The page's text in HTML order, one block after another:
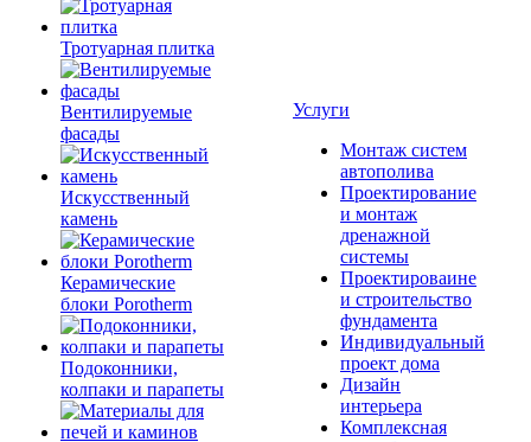
Тротуарная плитка
Вентилируемые
фасады
Искусственный
камень
Керамические
блоки Porotherm
Подоконники,
колпаки и парапеты
Услуги
Монтаж систем
автополива
Проектирование
и монтаж
дренажной
системы
Проектироваине
и строительство
фундамента
Индивидуальный
проект дома
Дизайн
интерьера
Комплексная